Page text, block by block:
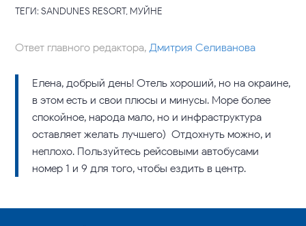
ТЕГИ: SANDUNES RESORT, МУЙНЕ
Ответ главного редактора,Дмитрия Селиванова
Елена, добрый день! Отель хороший, но на окраине,
в этом есть и свои плюсы и минусы. Море более
спокойное, народа мало, но и инфраструктура
оставляет желать лучшего) Отдохнуть можно, и
неплохо. Пользуйтесь рейсовыми автобусами
номер 1 и 9 для того, чтобы ездить в центр.